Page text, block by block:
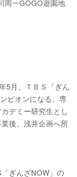
周一GOGO遊園地
5月、ＴＢＳ「ぎん
ピオンになる。専
デミー研究生とし
後、浅井企画へ所
ぎんざNOW」の